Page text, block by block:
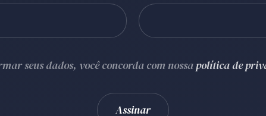
seus dados, você concorda com nossapolítica de